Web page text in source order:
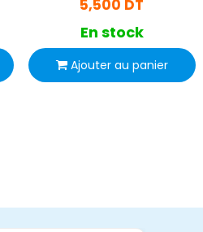
5,500 DT
En stock
Ajouter au panier